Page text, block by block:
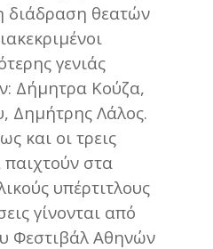
διάδραση θεατών
γενιάς
Δήμητρα Κούζα,
Δημήτρης Λάλος.
και οι τρεις
στα
υπέρτιτλους
γίνονται από
Φεστιβάλ Αθηνών